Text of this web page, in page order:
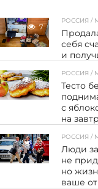
7
РОССИЯ /
себя
и
88
РОССИЯ /
Тесто
с
на
59
РОССИЯ /
Люди
не
но
ваше